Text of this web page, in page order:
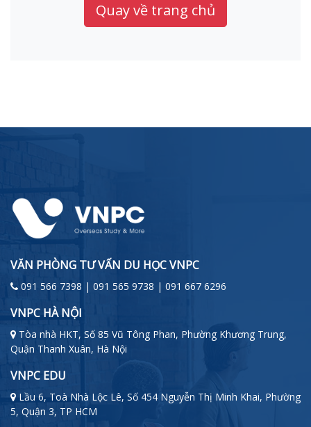
Quay về trang chủ
VĂN PHÒNG TƯ VẤN DU HỌC VNPC
091 566 7398 | 091 565 9738 | 091 667 6296
VNPC HÀ NỘI
Tòa nhà HKT, Số 85 Vũ Tông Phan, Phường Khương Trung,
Quận Thanh Xuân, Hà Nội
VNPC EDU
Lầu 6, Toà Nhà Lộc Lê, Số 454 Nguyễn Thị Minh Khai, Phường
5, Quận 3, TP HCM